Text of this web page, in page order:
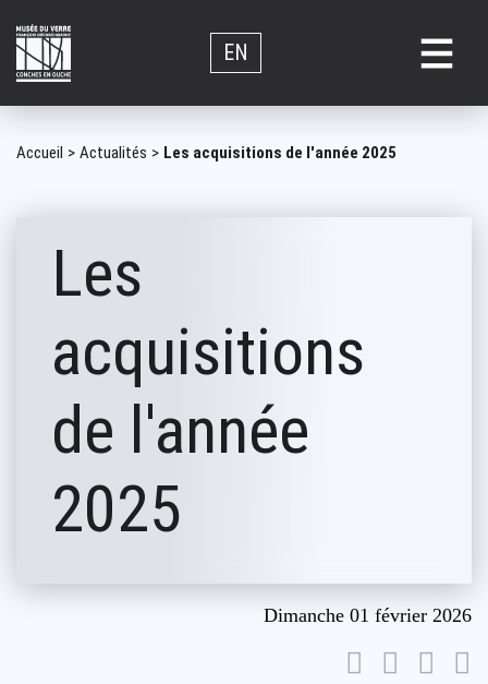
contenu
EN
Fil
d'Ariane
Accueil Actualités Les acquisitions de l'année 2025
Les
acquisitions
de l'année
2025
Dimanche 01 février 2026